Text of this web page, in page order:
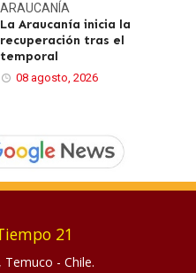
ARAUCANÍA
La Araucanía inicia la
recuperación tras el
temporal
08 agosto, 2026
21
Temuco - Chile.